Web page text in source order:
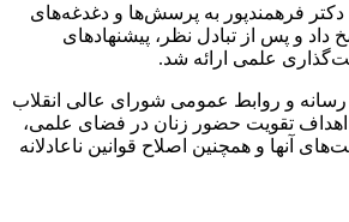
فرهمندپور به پرسش‌ها و دغدغه‌های
داد و پس از تبادل نظر، پیشنهادهای
علمی ارائه شد.
و روابط عمومی شورای عالی انقلاب
تقویت حضور زنان در فضای علمی،
آنها و همچنین اصلاح قوانین ناعادلانه